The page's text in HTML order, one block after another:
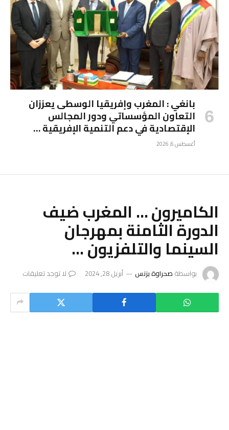
بانغي : المغرب وإفريقيا الوسطى يعززان
التعاون المؤسساتي ودور المجالس
الإقتصادية في دعم التنمية الإفريقية …
أغسطس 6, 2026
الكاميرون … المغرب ضيف
الدورة الثامنة بمهرجان
السينما والتلفزيون …
بواسطة صحراوة بزنس أبريل 28, 2024 لا توجد تعليقات